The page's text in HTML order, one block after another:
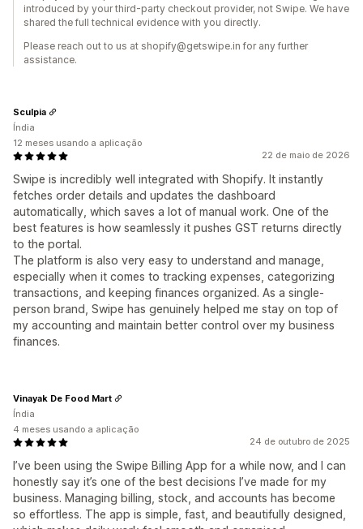
introduced by your third-party checkout provider, not Swipe. We have
shared the full technical evidence with you directly.
Please reach out to us at shopify@getswipe.in for any further
assistance.
22 de maio de 2026
Swipe is incredibly well integrated with Shopify. It instantly
fetches order details and updates the dashboard
automatically, which saves a lot of manual work. One of the
best features is how seamlessly it pushes GST returns directly
to the portal.
The platform is also very easy to understand and manage,
especially when it comes to tracking expenses, categorizing
transactions, and keeping finances organized. As a single-
person brand, Swipe has genuinely helped me stay on top of
my accounting and maintain better control over my business
finances.
Sculpia
Índia
12 meses usando a aplicação
24 de outubro de 2025
I’ve been using the Swipe Billing App for a while now, and I can
honestly say it’s one of the best decisions I’ve made for my
business. Managing billing, stock, and accounts has become
so effortless. The app is simple, fast, and beautifully designed,
Vinayak De Food Mart
Índia
4 meses usando a aplicação